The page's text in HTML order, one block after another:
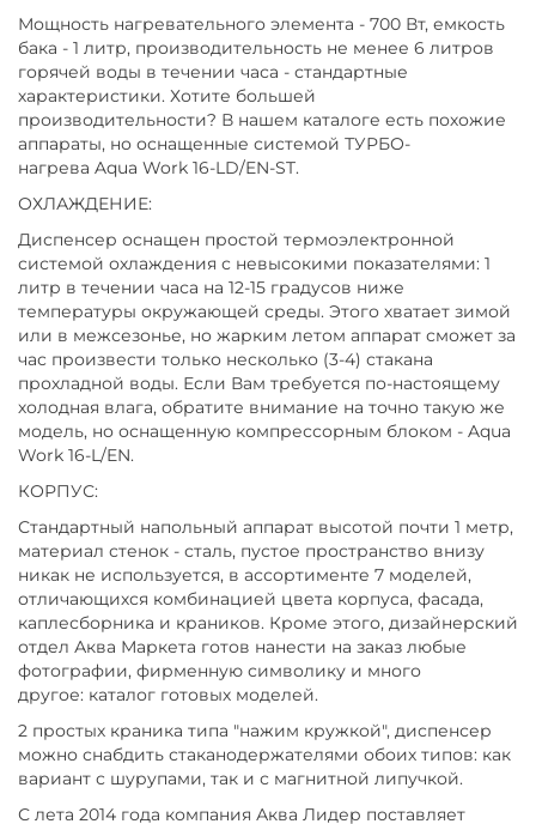
Мощность нагревательного элемента - 700 Вт, емкость
бака - 1 литр, производительность не менее 6 литров
горячей воды в течении часа - стандартные
характеристики. Хотите большей
производительности? В нашем каталоге есть похожие
аппараты, но оснащенные системой ТУРБО-
нагрева Aqua Work 16-LD/EN-ST.
ОХЛАЖДЕНИЕ:
Диспенсер оснащен простой термоэлектронной
системой охлаждения с невысокими показателями: 1
литр в течении часа на 12-15 градусов ниже
температуры окружающей среды. Этого хватает зимой
или в межсезонье, но жарким летом аппарат сможет за
час произвести только несколько (3-4) стакана
прохладной воды. Если Вам требуется по-настоящему
холодная влага, обратите внимание на точно такую же
модель, но оснащенную компрессорным блоком - Aqua
Work 16-L/EN.
КОРПУС:
Стандартный напольный аппарат высотой почти 1 метр,
материал стенок - сталь, пустое пространство внизу
никак не используется, в ассортименте 7 моделей,
отличающихся комбинацией цвета корпуса, фасада,
каплесборника и краников. Кроме этого, дизайнерский
отдел Аква Маркета готов нанести на заказ любые
фотографии, фирменную символику и много
другое: каталог готовых моделей.
2 простых краника типа "нажим кружкой", диспенсер
можно снабдить стаканодержателями обоих типов: как
вариант с шурупами, так и с магнитной липучкой.
С лета 2014 года компания Аква Лидер поставляет